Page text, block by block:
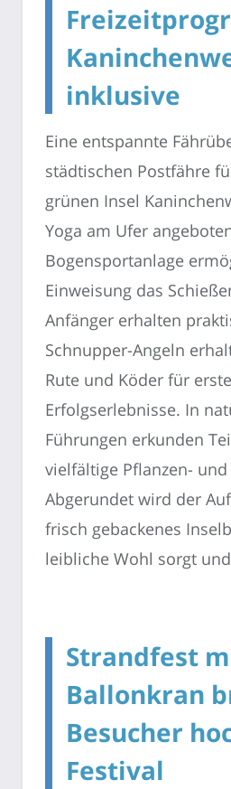
inklusive
Eine entspannte
städtischen Postfähre
grünen Insel
Yoga am Ufer
Bogensportanlage
Einweisung das
Anfänger erhalten
Schnupper-Angeln
Rute und Köder für erste
Erfolgserlebnisse. In
Führungen erkunden
vielfältige Pflanzen-
Abgerundet wird der
frisch gebackenes
leibliche Wohl sorgt
Strandfest
Ballonkran
Besucher
Festival